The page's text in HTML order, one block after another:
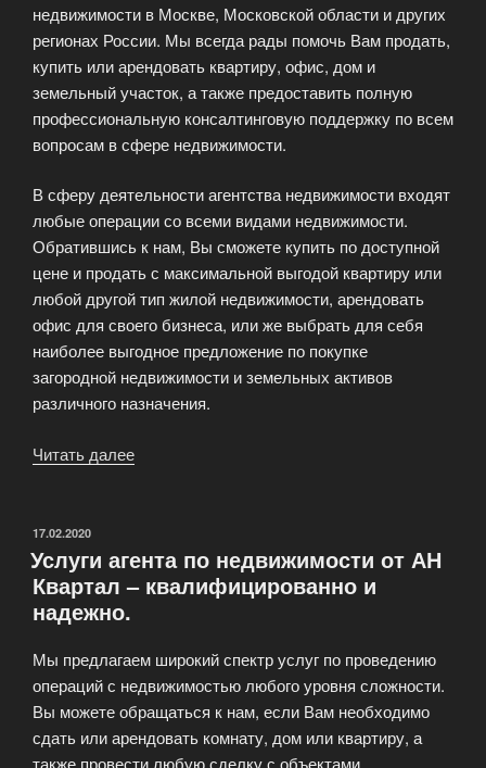
недвижимости в Москве, Московской области и других
регионах России. Мы всегда рады помочь Вам продать,
купить или арендовать квартиру, офис, дом и
земельный участок, а также предоставить полную
профессиональную консалтинговую поддержку по всем
вопросам в сфере недвижимости.
В сферу деятельности агентства недвижимости входят
любые операции со всеми видами недвижимости.
Обратившись к нам, Вы сможете купить по доступной
цене и продать с максимальной выгодой квартиру или
любой другой тип жилой недвижимости, арендовать
офис для своего бизнеса, или же выбрать для себя
наиболее выгодное предложение по покупке
загородной недвижимости и земельных активов
различного назначения.
Читать далее
видами
недвижмости
Квартал»
ОПУБЛИКОВАНО
17.02.2020
Услуги агента по недвижимости от АН
Квартал – квалифицированно и
надежно.
Мы предлагаем широкий спектр услуг по проведению
операций с недвижимостью любого уровня сложности.
Вы можете обращаться к нам, если Вам необходимо
сдать или арендовать комнату, дом или квартиру, а
также провести любую сделку с объектами